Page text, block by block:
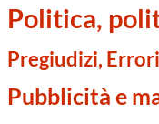
Politica,
Pregiudizi,
Pubblicità e